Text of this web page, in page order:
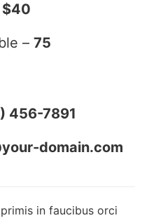
$40
– 75
456-7891
domain.com
in faucibus orci